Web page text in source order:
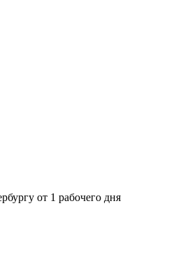
от 1 рабочего дня